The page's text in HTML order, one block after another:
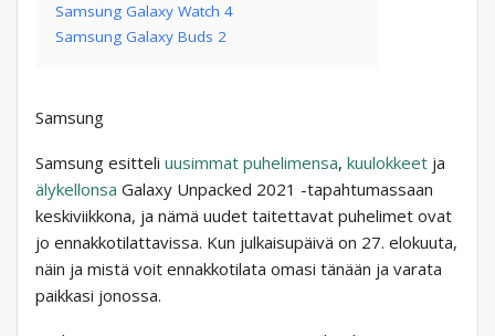
Samsung Galaxy Watch 4
Samsung Galaxy Buds 2
Samsung
Samsung esitteli uusimmat puhelimensa, kuulokkeet ja
älykellonsa Galaxy Unpacked 2021 -tapahtumassaan
keskiviikkona, ja nämä uudet taitettavat puhelimet ovat
jo ennakkotilattavissa. Kun julkaisupäivä on 27. elokuuta,
näin ja mistä voit ennakkotilata omasi tänään ja varata
paikkasi jonossa.